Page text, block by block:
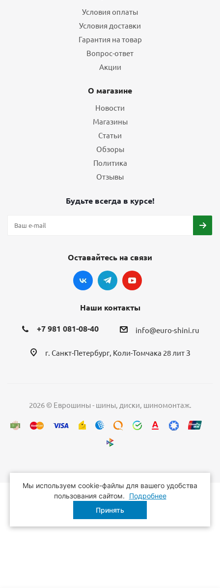
Условия оплаты
Условия доставки
Гарантия на товар
Вопрос-ответ
Акции
О магазине
Новости
Магазины
Статьи
Обзоры
Политика
Отзывы
Будьте всегда в курсе!
Оставайтесь на связи
Наши контакты
+7 981 081-08-40 info@euro-shini.ru
г. Санкт-Петербург, Коли-Томчака 28 лит З
2026 © Еврошины - шины, диски, шиномонтаж.
Мы используем cookie-файлы для вашего удобства
пользования сайтом.
Подробнее
Принять